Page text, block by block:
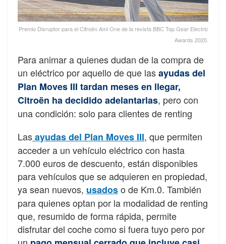
Premio Disruptor para el Citroën Ami One de la revista BBC Top Gear Electric
Awards 2020.
Para animar a quienes dudan de la compra de
un eléctrico por aquello de que lasayudas del
Plan Moves III tardan meses en llegar,
Citroën ha decidido adelantarlas, pero con
una condición: solo para clientes de renting
Lasayudas del Plan Moves III, que permiten
acceder a un vehículo eléctrico con hasta
7.000 euros de descuento, están disponibles
para vehículos que se adquieren en propiedad,
ya sean nuevos, usadoso de Km.0. También
para quienes optan por la modalidad de renting
que, resumido de forma rápida, permite
disfrutar del coche como si fuera tuyo pero por